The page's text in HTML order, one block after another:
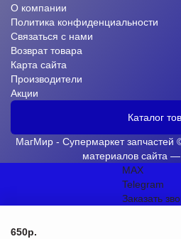
650р.
О компании
Политика конфиденциальности
Связаться с нами
Возврат товара
Карта сайта
Производители
Акции
Каталог
МагМир - Супермаркет запчастей
материалов сайта
MAX
Telegram
Заказать